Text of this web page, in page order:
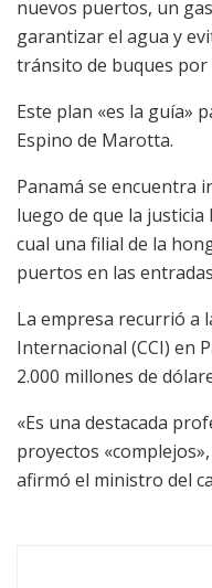
nuevos puertos, un
garantizar el agua y
tránsito de buques por
Este plan «es la guía»
Espino de Marotta.
Panamá se encuentra
luego de que la
cual una filial de la
puertos en las
La empresa recurrió a
Internacional (CCI) en
2.000 millones de
«Es una destacada
proyectos
afirmó el ministro del